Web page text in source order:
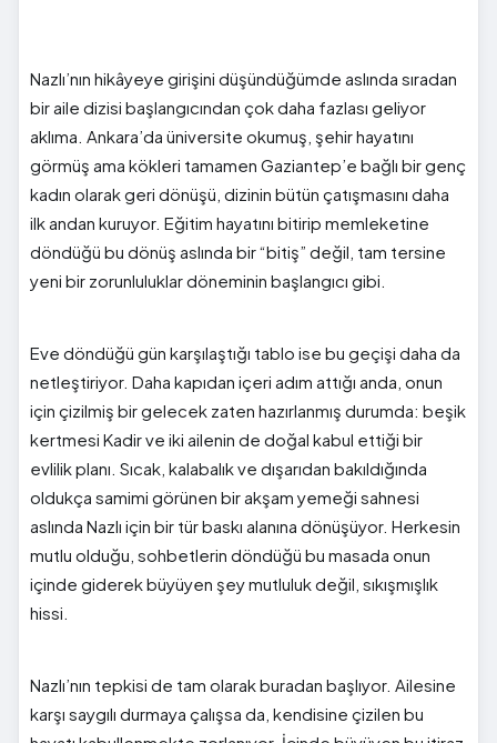
Nazlı’nın hikâyeye girişini düşündüğümde aslında sıradan
bir aile dizisi başlangıcından çok daha fazlası geliyor
aklıma. Ankara’da üniversite okumuş, şehir hayatını
görmüş ama kökleri tamamen Gaziantep’e bağlı bir genç
kadın olarak geri dönüşü, dizinin bütün çatışmasını daha
ilk andan kuruyor. Eğitim hayatını bitirip memleketine
döndüğü bu dönüş aslında bir “bitiş” değil, tam tersine
yeni bir zorunluluklar döneminin başlangıcı gibi.
Eve döndüğü gün karşılaştığı tablo ise bu geçişi daha da
netleştiriyor. Daha kapıdan içeri adım attığı anda, onun
için çizilmiş bir gelecek zaten hazırlanmış durumda: beşik
kertmesi Kadir ve iki ailenin de doğal kabul ettiği bir
evlilik planı. Sıcak, kalabalık ve dışarıdan bakıldığında
oldukça samimi görünen bir akşam yemeği sahnesi
aslında Nazlı için bir tür baskı alanına dönüşüyor. Herkesin
mutlu olduğu, sohbetlerin döndüğü bu masada onun
içinde giderek büyüyen şey mutluluk değil, sıkışmışlık
hissi.
Nazlı’nın tepkisi de tam olarak buradan başlıyor. Ailesine
karşı saygılı durmaya çalışsa da, kendisine çizilen bu